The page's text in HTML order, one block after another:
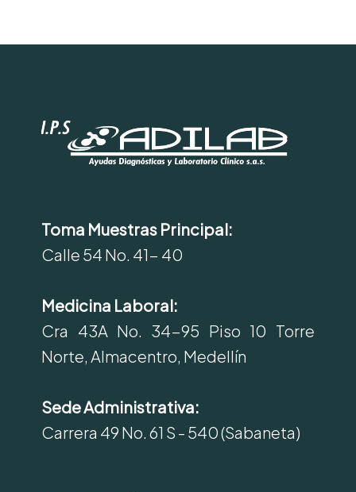
Toma Muestras Principal:
Calle 54 No. 41- 40
Medicina Laboral:
Cra 43A No. 34-95 Piso 10 Torre
Norte, Almacentro, Medellín
Sede Administrativa:
Carrera 49 No. 61 S - 540 (Sabaneta)